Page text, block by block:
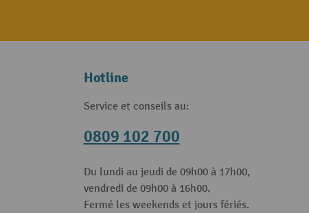
Hotline
Service et conseils au:
0809 102 700
Du lundi au jeudi de 09h00 à 17h00,
vendredi de 09h00 à 16h00.
Fermé les weekends et jours fériés.